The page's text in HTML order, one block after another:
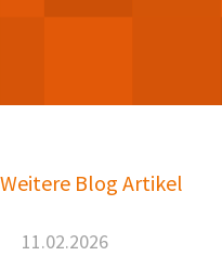
Weitere Blog Artikel
11.02.2026